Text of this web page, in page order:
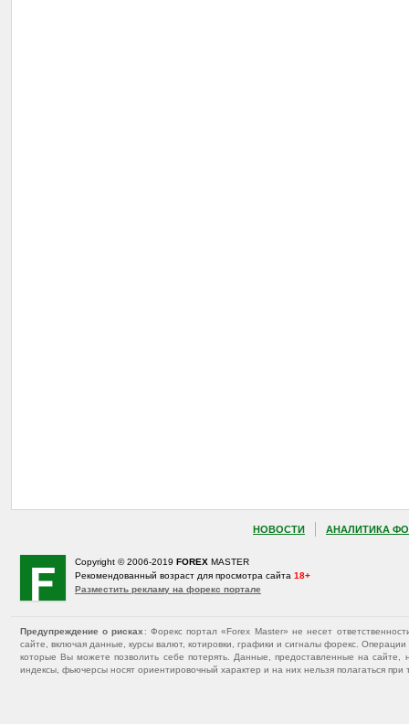
НОВОСТИ АНАЛИТИКА
Copyright © 2006-2019 FOREX MASTER
Рекомендованный возраст для просмотра сайта 18+
Разместить рекламу на форекс портале
Предупреждение о рисках : Форекс портал «Forex Master» не несет
сайте, включая данные, курсы валют, котировки, графики и сигналы форекс.
которые Вы можете позволить себе потерять. Данные, предоставленные на
индексы, фьючерсы носят ориентировочный характер и на них нельзя полагаться при